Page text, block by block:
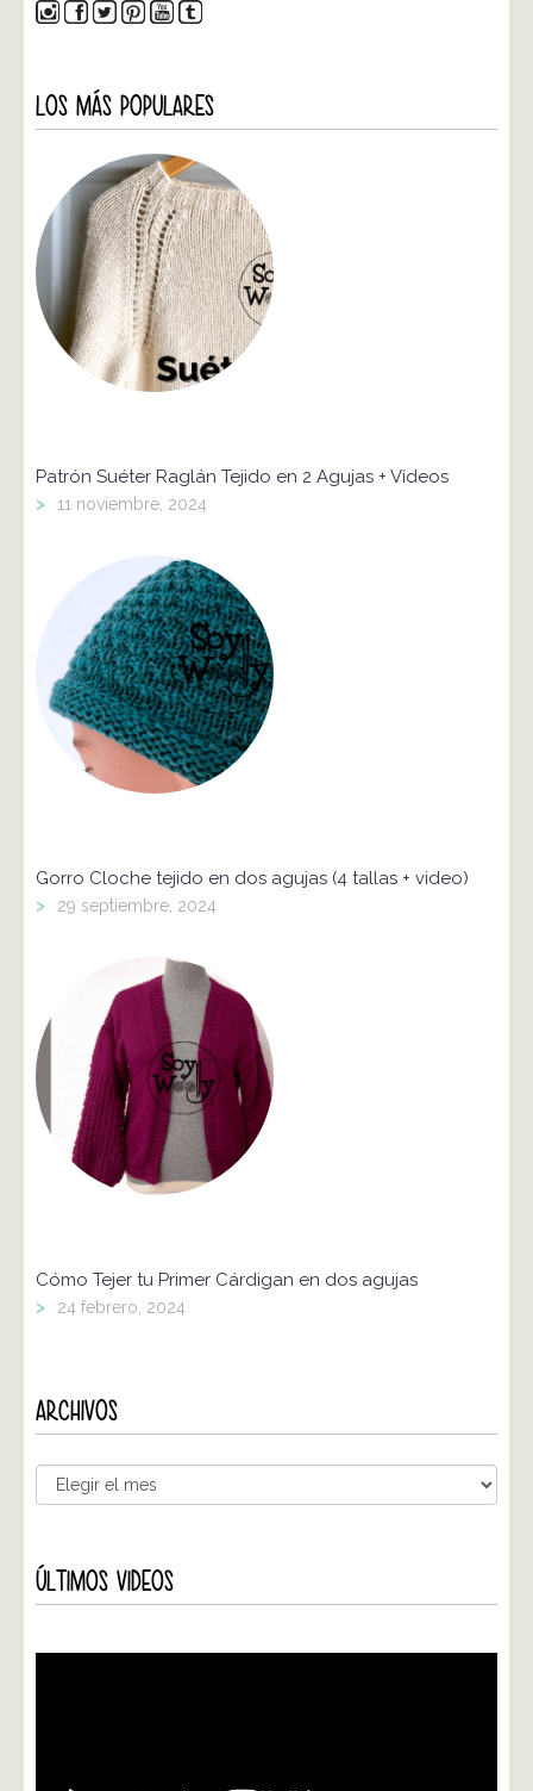
LOS MÁS POPULARES
Patrón Suéter Raglán Tejido en 2 Agujas + Vídeos
> 11 noviembre, 2024
Gorro Cloche tejido en dos agujas (4 tallas + video)
> 29 septiembre, 2024
Cómo Tejer tu Primer Cárdigan en dos agujas
> 24 febrero, 2024
ARCHIVOS
ÚLTIMOS VIDEOS